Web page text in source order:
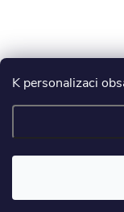
K personalizaci